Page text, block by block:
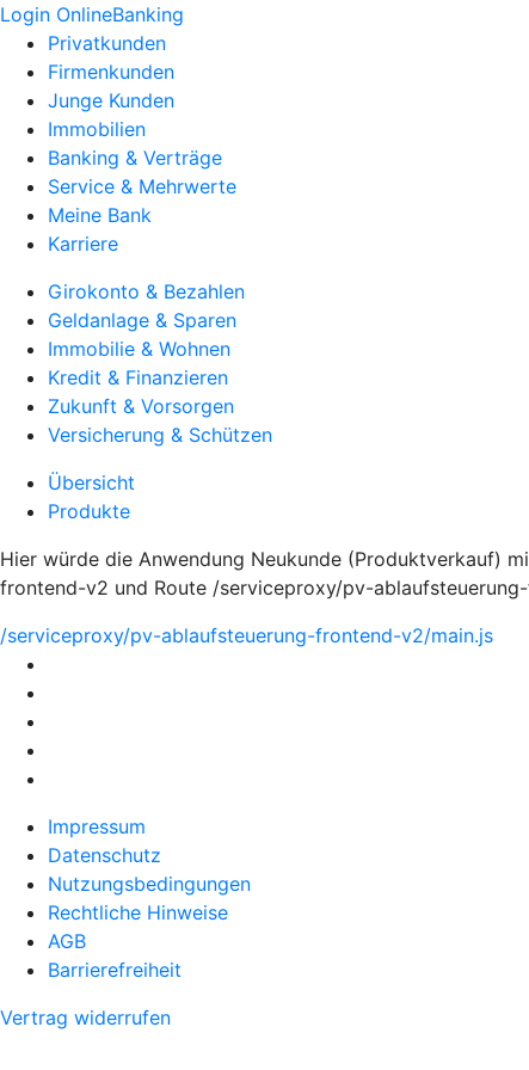
Login OnlineBanking
Privatkunden
Firmenkunden
Junge Kunden
Immobilien
Banking & Verträge
Service & Mehrwerte
Meine Bank
Karriere
Girokonto & Bezahlen
Geldanlage & Sparen
Immobilie & Wohnen
Kredit & Finanzieren
Zukunft & Vorsorgen
Versicherung & Schützen
Übersicht
Produkte
Hier würde die Anwendung Neukunde (Produktverkauf)
frontend-v2 und Route /serviceproxy/pv-
/serviceproxy/pv-ablaufsteuerung-frontend-v2/main.js
Impressum
Datenschutz
Nutzungsbedingungen
Rechtliche Hinweise
AGB
Barrierefreiheit
Vertrag widerrufen